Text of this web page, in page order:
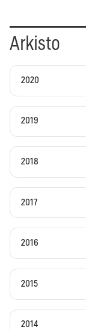
Arkisto
2020
2019
2018
2017
2016
2015
2014